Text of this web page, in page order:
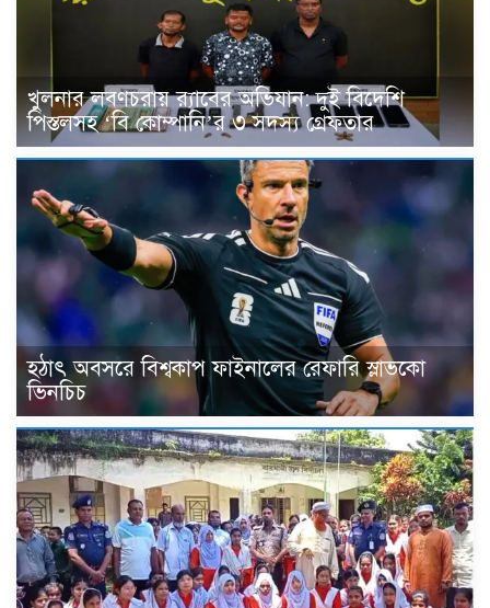
খুলনার লবণচরায় র‍্যাবের অভিযান: দুই বিদেশি
পিস্তলসহ ‘বি কোম্পানি’র ৩ সদস্য গ্রেফতার
হঠাৎ অবসরে বিশ্বকাপ ফাইনালের রেফারি স্লাভকো
ভিনচিচ